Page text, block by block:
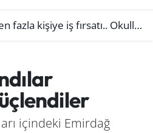
iş fırsatı.. Okullara personel alınacak
içindeki Emirdağ
ve Fikstür